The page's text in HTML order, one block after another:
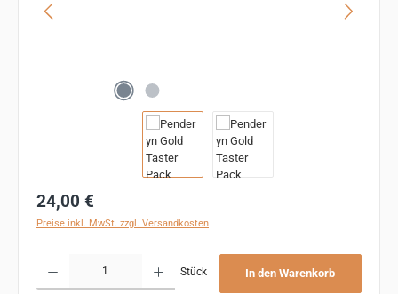
Regulärer Preis:
24,00 €
Preise inkl. MwSt. zzgl. Versandkosten
Stück In den Warenkorb